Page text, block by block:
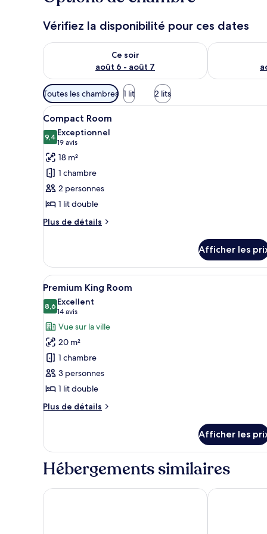
Vérifiez la disponibilité pour ces dates
Ce soir
août 6 - août 7
Vérifier la disponibilité pour ce soir août 6 - août 7
Vérifier la
Filtres
disponibles
pour
les
chambres
Toutes les chambres 1 lit 2 lits
Afficher
toutes
les
photos
pour
ce
type
de
chambre :
Une chambre d’hôtel
14
Compact Room
9,49,4 sur 10
Exceptionnel
19 avis
(19 avis)
18 m²
1 chambre
2 personnes
1 lit double
Plus de détails
Plus
Compact
Room
Afficher les
Afficher
toutes
les
photos
pour
ce
type
de
chambre :
Premium
Une chambre d’hôtel
16
Premium King Room
8,68,6 sur 10
Excellent
14 avis
(14 avis)
Vue sur la ville
20 m²
1 chambre
3 personnes
1 lit double
Plus de détails
Plus
Premium
Room
Afficher les
Hébergements similaires
Moxy Manchester City Centre Manchester